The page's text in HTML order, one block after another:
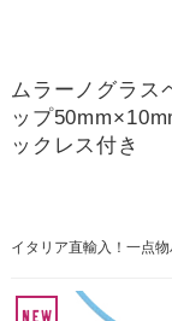
ムラーノグラス
ップ
ックレス付き
イタリア直輸入！一点